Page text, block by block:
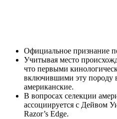
Официальное признание
Учитывая место
что первыми
включившими эту породу
американские.
В вопросах селекции
ассоциируется с Дейвом
Razor’s Edge.